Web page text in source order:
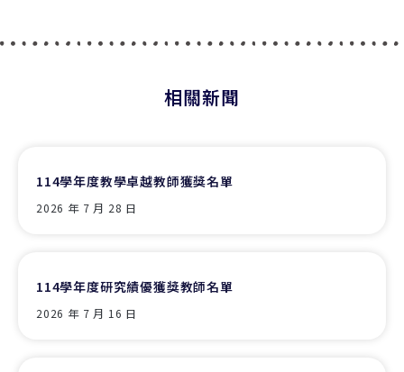
相關新聞
114學年度教學卓越教師獲獎名單
2026 年 7 月 28 日
114學年度研究績優獲獎教師名單
2026 年 7 月 16 日